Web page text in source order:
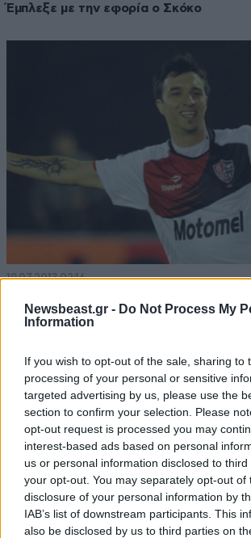
Newsbeast.gr - Do Not Process My
Information
If you wish to opt-out of the sale, sharing to
processing of your personal or sensitive
targeted advertising by us, please use the
section to confirm your selection. Please
opt-out request is processed you may
interest-based ads based on personal
us or personal information disclosed to
your opt-out. You may separately opt-out of
disclosure of your personal information by
IAB’s list of downstream participants. This
also be disclosed by us to third parties on
Έμπλεξε με την εφορία ο Σκόκο
19·07·2013 02:16